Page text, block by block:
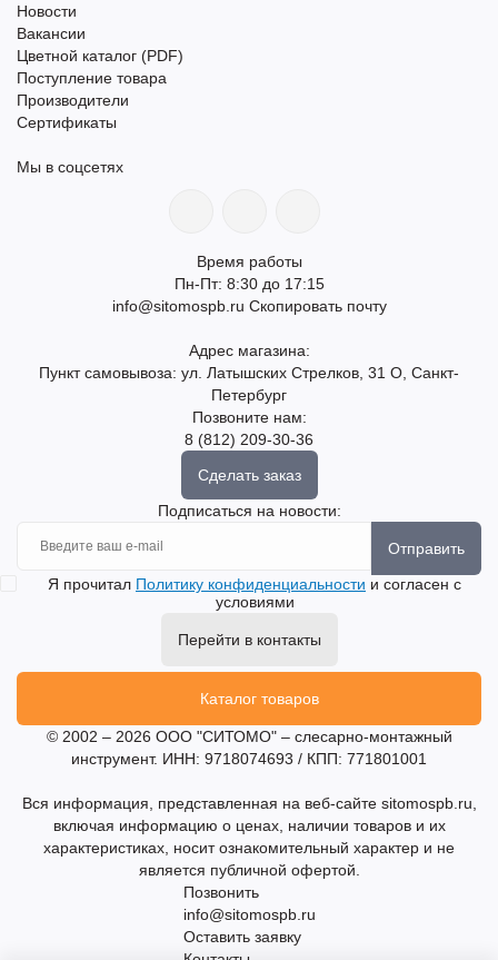
Новости
Вакансии
Цветной каталог (PDF)
Поступление товара
Производители
Сертификаты
Мы в соцсетях
Время работы
Пн-Пт: 8:30 до 17:15
info@sitomospb.ru Скопировать почту
Адрес магазина:
Пункт самовывоза: ул. Латышских Стрелков, 31 О, Санкт-
Петербург
Позвоните нам:
8 (812) 209-30-36
Сделать заказ
Подписаться на новости:
Отправить
Я прочитал Политику конфиденциальности и согласен с
условиями
Перейти в контакты
Каталог товаров
© 2002 – 2026 ООО "СИТОМО" – слесарно-монтажный
инструмент. ИНН: 9718074693 / КПП: 771801001
Вся информация, представленная на веб-сайте sitomospb.ru,
включая информацию о ценах, наличии товаров и их
характеристиках, носит ознакомительный характер и не
является публичной офертой.
Позвонить
info@sitomospb.ru
Оставить заявку